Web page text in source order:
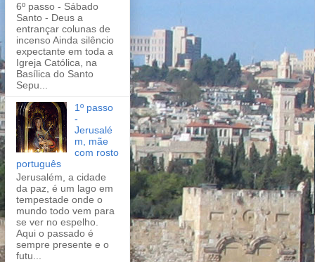
6º passo - Sábado
Santo - Deus a
entrançar colunas de
incenso Ainda silêncio
expectante em toda a
Igreja Católica, na
Basílica do Santo
Sepu...
1º passo
-
Jerusalé
m, mãe
com rosto
português
Jerusalém, a cidade
da paz, é um lago em
tempestade onde o
mundo todo vem para
se ver no espelho.
Aqui o passado é
sempre presente e o
futu...